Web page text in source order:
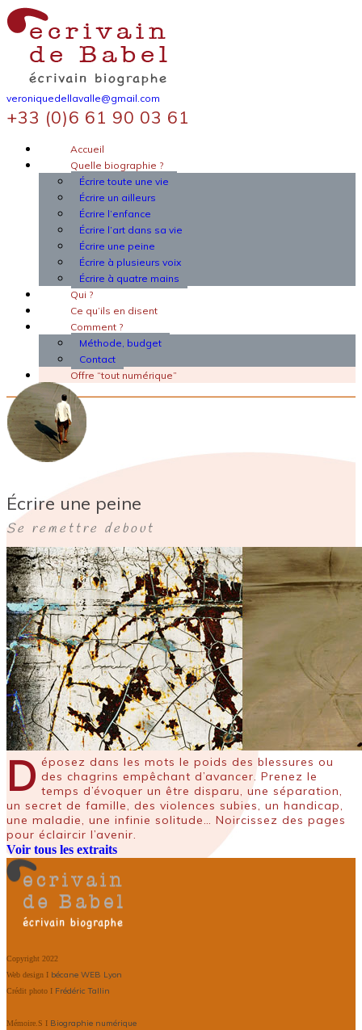
veroniquedellavalle@gmail.com
+33 (0)6 61 90 03 61
Accueil
Quelle biographie ?
Écrire toute une vie
Écrire un ailleurs
Écrire l’enfance
Écrire l’art dans sa vie
Écrire une peine
Écrire à plusieurs voix
Écrire à quatre mains
Qui ?
Ce qu’ils en disent
Comment ?
Méthode, budget
Contact
Offre “tout numérique”
Écrire une peine
Se remettre debout
D éposez dans les mots le poids des blessures ou
des chagrins empêchant d’avancer. Prenez le
temps d’évoquer un être disparu, une séparation,
un secret de famille, des violences subies, un handicap,
une maladie, une infinie solitude… Noircissez des pages
pour éclaircir l’avenir.
Voir tous les extraits
Copyright 2022
Web design I bécane WEB Lyon
Crédit photo I Frédéric Tallin
Mémoire.S I Biographie numérique